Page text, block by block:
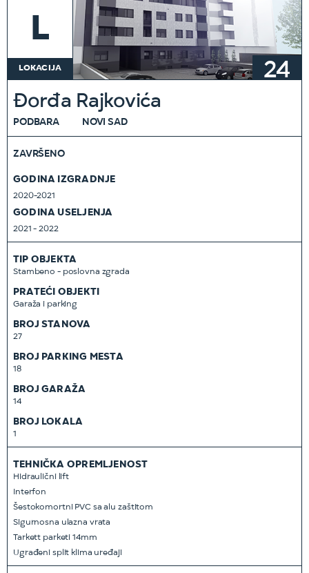
L
LOKACIJA
Đorđa Rajkovića
PODBARA NOVI SAD
24
ZAVRŠENO
GODINA IZGRADNJE
2020-2021
GODINA USELJENJA
2021 - 2022
TIP OBJEKTA
Stambeno - poslovna zgrada
PRATEĆI OBJEKTI
Garaža i parking
BROJ STANOVA
27
BROJ PARKING MESTA
18
BROJ GARAŽA
14
BROJ LOKALA
1
TEHNIČKA OPREMLJENOST
Hidraulični lift
Interfon
Šestokomortni PVC sa alu zaštitom
Sigurnosna ulazna vrata
Tarkett parketi 14mm
Ugrađeni split klima uređaji